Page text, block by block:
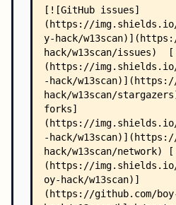
│   ├──
│   └──
│       ├──
│       ├──
│       ├──
│       ├──
│       ├──
│       ├──
│       ├──
│       ├──
│       └──
    └── W13SCAN/
        ├── __init__.py
        ├── config.py